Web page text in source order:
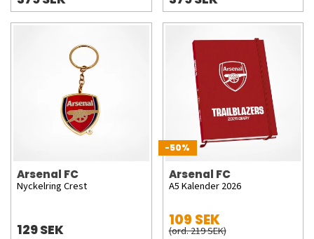
Arsenal FC
Nyckelring Crest
129 SEK
-50%
Arsenal FC
A5 Kalender 2026
109 SEK
(ord. 219 SEK)